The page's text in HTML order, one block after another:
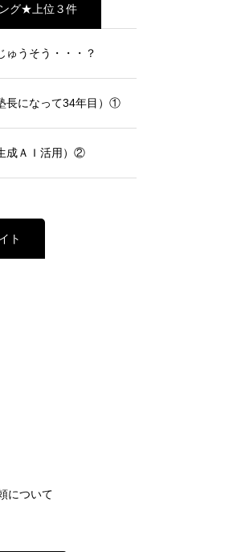
グ★上位３件
ゅうそう・・・？
長になって34年目）①
成ＡＩ活用）②
ト
について